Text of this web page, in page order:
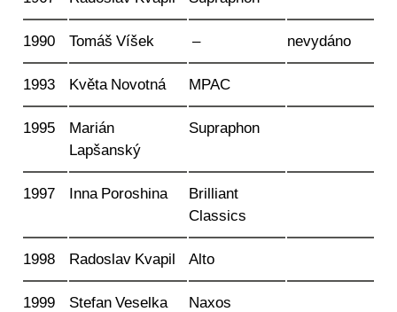
1990 Tomáš Víšek – nevydáno
1993 Květa Novotná MPAC
1995
Marián
Lapšanský
Supraphon
1997 Inna Poroshina
Brilliant
Classics
1998 Radoslav Kvapil Alto
1999 Stefan Veselka Naxos